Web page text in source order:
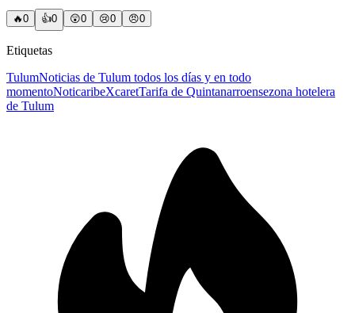
🔥0 👍0 😲0 😢0 😠0
Etiquetas
TulumNoticias de Tulum todos los días y en todo
momentoNoticaribeXcaretTarifa de Quintanarroensezona hotelera
de Tulum